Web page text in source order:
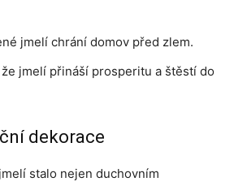
jmelí chrání domov před zlem.
jmelí přináší prosperitu a štěstí do
dekorace
stalo nejen duchovním